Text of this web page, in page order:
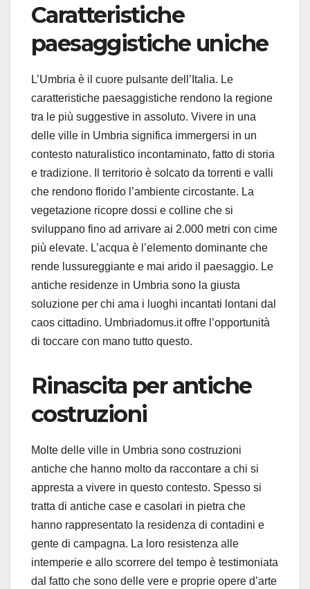
Caratteristiche
paesaggistiche uniche
L’Umbria è il cuore pulsante dell’Italia. Le
caratteristiche paesaggistiche rendono la regione
tra le più suggestive in assoluto. Vivere in una
delle ville in Umbria significa immergersi in un
contesto naturalistico incontaminato, fatto di storia
e tradizione. Il territorio è solcato da torrenti e valli
che rendono florido l’ambiente circostante. La
vegetazione ricopre dossi e colline che si
sviluppano fino ad arrivare ai 2.000 metri con cime
più elevate. L’acqua è l’elemento dominante che
rende lussureggiante e mai arido il paesaggio. Le
antiche residenze in Umbria sono la giusta
soluzione per chi ama i luoghi incantati lontani dal
caos cittadino. Umbriadomus.it offre l’opportunità
di toccare con mano tutto questo.
Rinascita per antiche
costruzioni
Molte delle ville in Umbria sono costruzioni
antiche che hanno molto da raccontare a chi si
appresta a vivere in questo contesto. Spesso si
tratta di antiche case e casolari in pietra che
hanno rappresentato la residenza di contadini e
gente di campagna. La loro resistenza alle
intemperie e allo scorrere del tempo è testimoniata
dal fatto che sono delle vere e proprie opere d’arte